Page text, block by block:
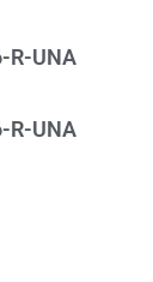
R-UNA
R-UNA